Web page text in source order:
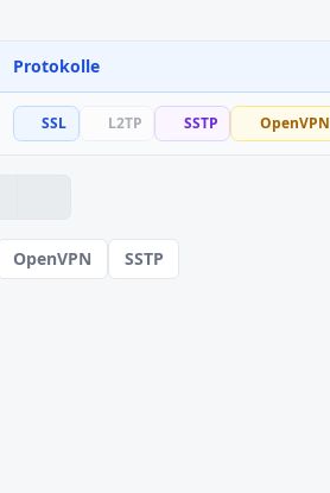
Protokolle
SSL L2TP SSTP OpenVPN
OpenVPN SSTP